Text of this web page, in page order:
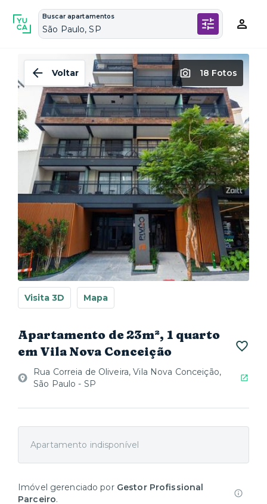
Buscar apartamentos
São Paulo, SP
Voltar 18 Fotos
Visita 3D Mapa
Apartamento de 23m², 1 quarto
em Vila Nova Conceição
Rua Correia de Oliveira, Vila Nova Conceição,
São Paulo - SP
Apartamento indisponível
Imóvel gerenciado por Gestor Profissional
Parceiro.